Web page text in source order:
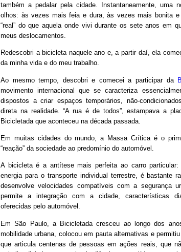
também a pedalar pela cidade. Instantaneamente, uma
olhos: às vezes mais feia e dura, às vezes mais bonita e
“real” do que aquela onde vivi durante os sete anos em
meus deslocamentos.
Redescobri a bicicleta naquele ano e, a partir daí, ela
da minha vida e do meu trabalho.
Ao mesmo tempo, descobri e comecei a participar da
movimento internacional que se caracteriza
dispostos a criar espaços temporários, não-
direta na realidade. “A rua é de todos”, estampava a
Bicicletada que aconteceu na década passada.
Em muitas cidades do mundo, a Massa Crítica é o
“reação” da sociedade ao predomínio do automóvel.
A bicicleta é a antítese mais perfeita ao carro
energia para o transporte individual terrestre, é bastante
desenvolve velocidades compatíveis com a segurança
permite a integração com a cidade, características
oferecidas pelo automóvel.
Em São Paulo, a Bicicletada cresceu ao longo dos
mobilidade urbana, colocou em pauta alternativas e
que articula centenas de pessoas em ações reais, que